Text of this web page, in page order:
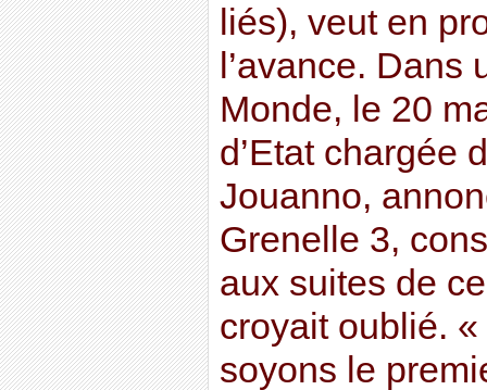
liés), veut en
l’avance. Dans
Monde, le 20
d’Etat chargée
Jouanno,
Grenelle 3,
aux suites de
croyait oublié.
soyons le